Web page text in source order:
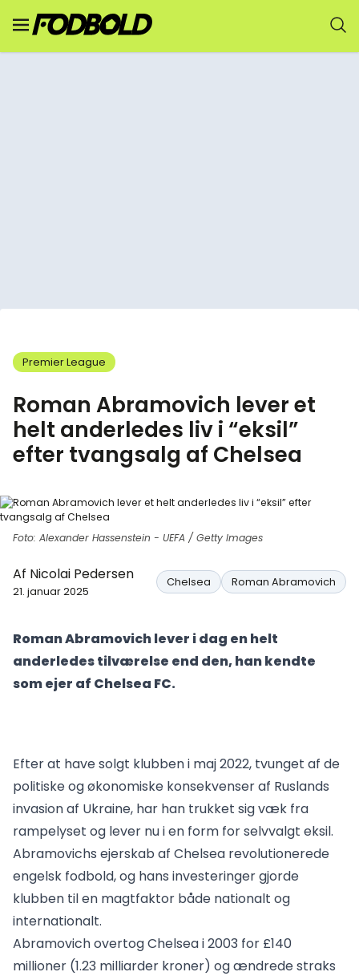
Premier League
Roman Abramovich lever et
helt anderledes liv i “eksil”
efter tvangsalg af Chelsea
Foto: Alexander Hassenstein - UEFA / Getty Images
Af Nicolai Pedersen
21. januar 2025
Chelsea Roman Abramovich
Roman Abramovich lever i dag en helt
anderledes tilværelse end den, han kendte
som ejer af Chelsea FC.
Efter at have solgt klubben i maj 2022, tvunget af de
politiske og økonomiske konsekvenser af Ruslands
invasion af Ukraine, har han trukket sig væk fra
rampelyset og lever nu i en form for selvvalgt eksil.
Abramovichs ejerskab af Chelsea revolutionerede
engelsk fodbold, og hans investeringer gjorde
klubben til en magtfaktor både nationalt og
internationalt.
Abramovich overtog Chelsea i 2003 for £140
millioner (1.23 milliarder kroner) og ændrede straks